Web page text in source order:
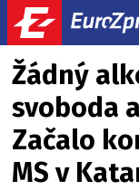
Žádný
svoboda
Začalo
MS v